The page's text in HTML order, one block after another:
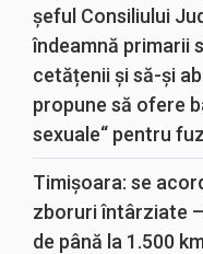
șeful Consiliului
îndeamnă primarii
cetățenii și să-și
propune să ofere
sexuale“ pentru
Timișoara: se
zboruri întârziate
de până la 1.500